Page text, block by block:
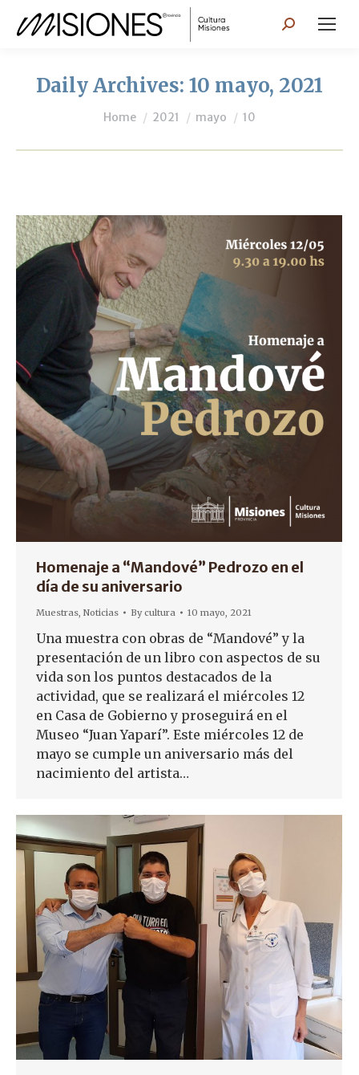
Search:
Daily Archives: 10 mayo, 2021
You are here:
Home 2021 mayo 10
Homenaje a “Mandové” Pedrozo en el
día de su aniversario
Muestras, Noticias Bycultura 10 mayo, 2021
Una muestra con obras de “Mandové” y la
presentación de un libro con aspectos de su
vida son los puntos destacados de la
actividad, que se realizará el miércoles 12
en Casa de Gobierno y proseguirá en el
Museo “Juan Yaparí”. Este miércoles 12 de
mayo se cumple un aniversario más del
nacimiento del artista…